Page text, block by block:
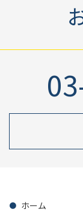
ホーム